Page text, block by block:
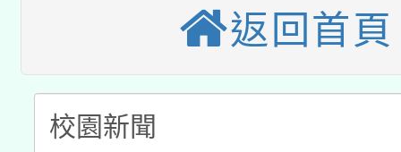
有關大陸委員會函釋公
薪期間赴陸應申請許可
轉知經濟部水利署委託
業技術研究院辦理「
115年8月22日(星期六
返回首頁